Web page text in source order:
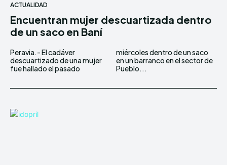
ACTUALIDAD
Encuentran mujer descuartizada dentro
de un saco en Baní
Peravia.- El cadáver
descuartizado de una mujer
fue hallado el pasado
miércoles dentro de un saco
en un barranco en el sector de
Pueblo...